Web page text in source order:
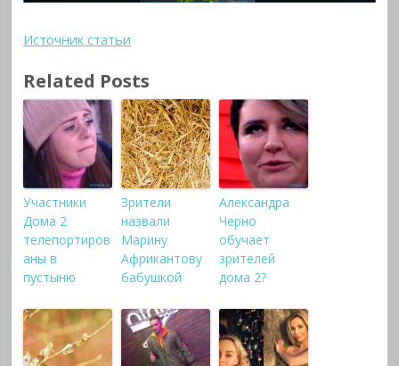
Источник статьи
Related Posts
Участники
Дома 2
телепортиров
аны в
пустыню
Зрители
назвали
Марину
Африкантову
бабушкой
Александра
Черно
обучает
зрителей
дома 2?